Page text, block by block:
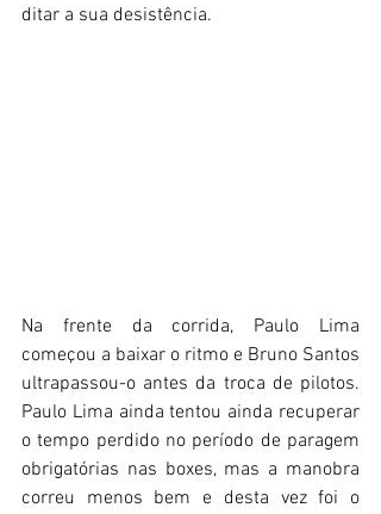
ditar a sua desistência.
Na frente da corrida, Paulo Lima
começou a baixar o ritmo e Bruno Santos
ultrapassou-o antes da troca de pilotos.
Paulo Lima ainda tentou ainda recuperar
o tempo perdido no período de paragem
obrigatórias nas boxes, mas a manobra
correu menos bem e desta vez foi o